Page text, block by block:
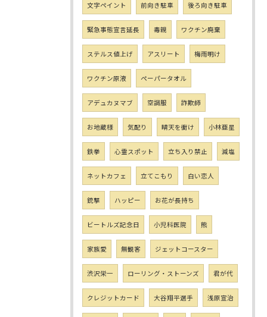
文字ペイント 前向き駐車 後ろ向き駐車
緊急事態宣言延長 毒親 ワクチン廃棄
ステルス値上げ アスリート 梅雨明け
ワクチン原液 ペーパータオル
アデュカヌマブ 空調服 詐欺師
お地蔵様 気配り 晴天を衝け 小林亜星
鉄拳 心霊スポット 立ち入り禁止 減塩
ネットカフェ 立てこもり 白い恋人
銃撃 ハッピー お花が長持ち
ビートルズ記念日 小児科医院 熊
家族愛 無観客 ジェットコースター
渋沢栄一 ローリング・ストーンズ 君が代
クレジットカード 大谷翔平選手 浅原宣治